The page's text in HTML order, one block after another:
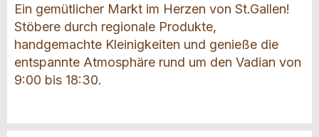
Ein gemütlicher Markt im Herzen von St.Gallen!
Stöbere durch regionale Produkte,
handgemachte Kleinigkeiten und genieße die
entspannte Atmosphäre rund um den Vadian von
9:00 bis 18:30.